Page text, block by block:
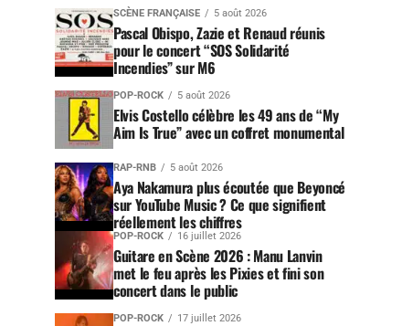
SCÈNE FRANÇAISE 5 août 2026
Pascal Obispo, Zazie et Renaud réunis
pour le concert “SOS Solidarité
Incendies” sur M6
POP-ROCK 5 août 2026
Elvis Costello célèbre les 49 ans de “My
Aim Is True” avec un coffret monumental
RAP-RNB 5 août 2026
Aya Nakamura plus écoutée que Beyoncé
sur YouTube Music ? Ce que signifient
réellement les chiffres
POP-ROCK 16 juillet 2026
Guitare en Scène 2026 : Manu Lanvin
met le feu après les Pixies et fini son
concert dans le public
POP-ROCK 17 juillet 2026